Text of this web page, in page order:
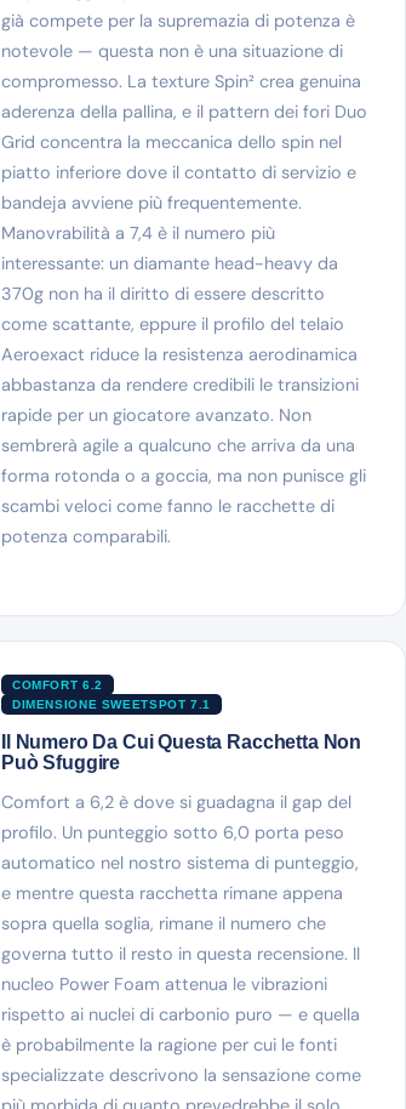
già compete per la supremazia di potenza è
notevole — questa non è una situazione di
compromesso. La texture Spin² crea genuina
aderenza della pallina, e il pattern dei fori Duo
Grid concentra la meccanica dello spin nel
piatto inferiore dove il contatto di servizio e
bandeja avviene più frequentemente.
Manovrabilità a 7,4 è il numero più
interessante: un diamante head-heavy da
370g non ha il diritto di essere descritto
come scattante, eppure il profilo del telaio
Aeroexact riduce la resistenza aerodinamica
abbastanza da rendere credibili le transizioni
rapide per un giocatore avanzato. Non
sembrerà agile a qualcuno che arriva da una
forma rotonda o a goccia, ma non punisce gli
scambi veloci come fanno le racchette di
potenza comparabili.
COMFORT 6.2
DIMENSIONE SWEETSPOT 7.1
Il Numero Da Cui Questa Racchetta Non
Può Sfuggire
Comfort a 6,2 è dove si guadagna il gap del
profilo. Un punteggio sotto 6,0 porta peso
automatico nel nostro sistema di punteggio,
e mentre questa racchetta rimane appena
sopra quella soglia, rimane il numero che
governa tutto il resto in questa recensione. Il
nucleo Power Foam attenua le vibrazioni
rispetto ai nuclei di carbonio puro — e quella
è probabilmente la ragione per cui le fonti
specializzate descrivono la sensazione come